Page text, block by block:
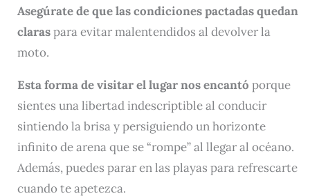
Asegúrate de que las condiciones pactadas quedan
claraspara evitar malentendidos al devolver la
moto.
Esta forma de visitar el lugar nos encantó porque
sientes una libertad indescriptible al conducir
sintiendo la brisa y persiguiendo un horizonte
infinito de arena que se “rompe” al llegar al océano.
Además, puedes parar en las playas para refrescarte
cuando te apetezca.